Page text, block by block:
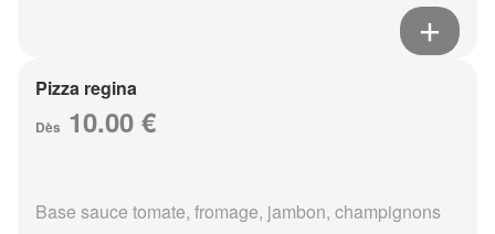
Pizza regina
Dès 10.00 €
Base sauce tomate, fromage, jambon, champignons